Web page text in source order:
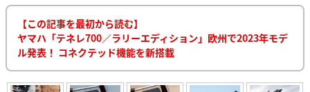
【この記事を最初から読む】
ヤマハ「テネレ700／ラリーエディション」欧州で2023年モデ
ル発表！ コネクテッド機能を新搭載